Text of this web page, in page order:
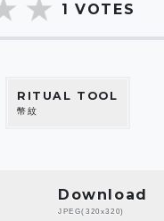
1 VOTES
RITUAL TOOL
幣紋
Download
JPEG(320x320)